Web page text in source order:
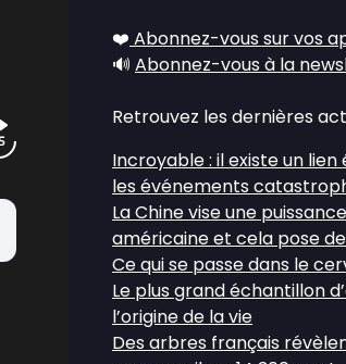
❤️ Abonnez-vous sur vos
🔊 Abonnez-vous à la
Retrouvez les dernières
Incroyable : il existe un
les événements
La Chine vise une
américaine et cela pose
Ce qui se passe dans le
Le plus grand échantillon
l’origine de la vie
Des arbres français